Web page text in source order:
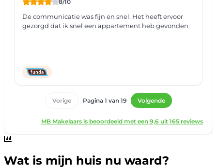
Wat is mijn huis nu waard?